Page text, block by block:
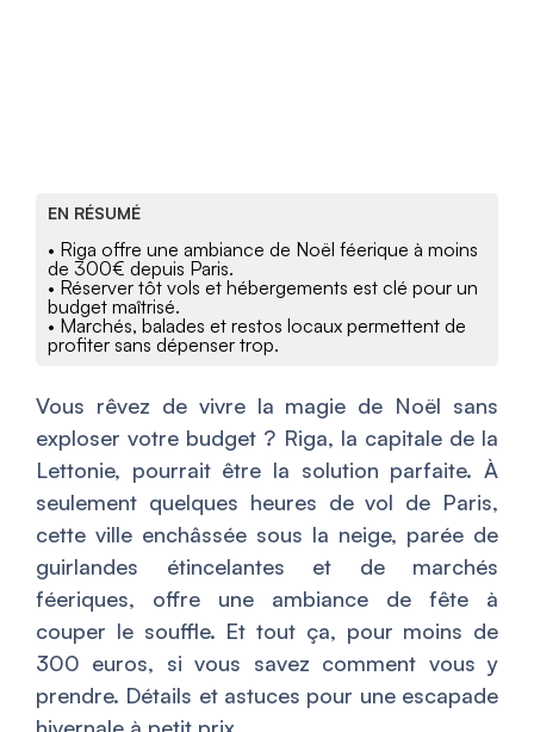
EN RÉSUMÉ
• Riga offre une ambiance de Noël féerique à moins
de 300€ depuis Paris.
• Réserver tôt vols et hébergements est clé pour un
budget maîtrisé.
• Marchés, balades et restos locaux permettent de
profiter sans dépenser trop.
Vous rêvez de vivre la magie de Noël sans
exploser votre budget ? Riga, la capitale de la
Lettonie, pourrait être la solution parfaite. À
seulement quelques heures de vol de Paris,
cette ville enchâssée sous la neige, parée de
guirlandes étincelantes et de marchés
féeriques, offre une ambiance de fête à
couper le souffle. Et tout ça, pour moins de
300 euros, si vous savez comment vous y
prendre. Détails et astuces pour une escapade